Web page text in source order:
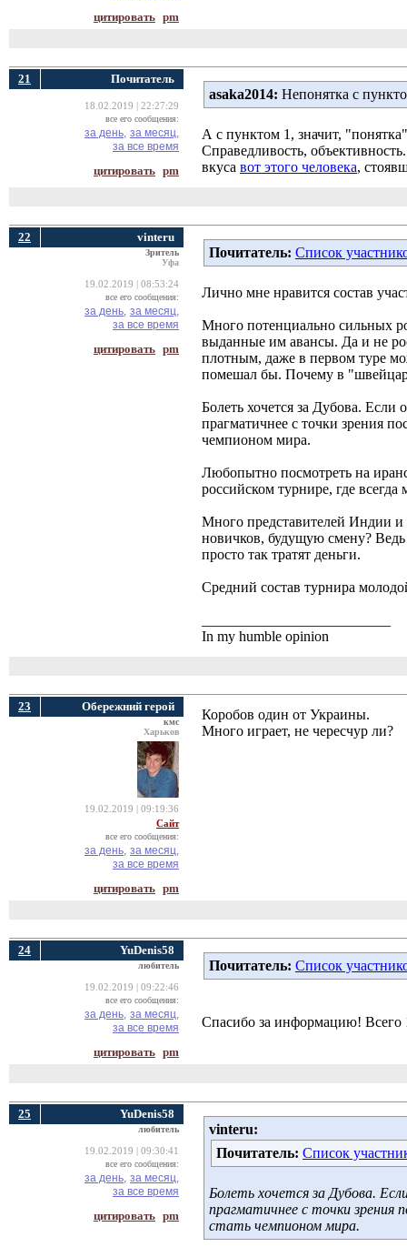
цитировать pm
21 Почитатель
18.02.2019 | 22:27:29
все его сообщения:
за день, за месяц,
за все время
цитировать pm
asaka2014: Непонятка с
А с пунктом 1, значит,
Справедливость,
вкуса вот этого человека,
22 vinteru
Зритель
Уфа
19.02.2019 | 08:53:24
все его сообщения:
за день, за месяц,
за все время
цитировать pm
Почитатель: Список
Лично мне нравится состав
Много потенциально сильных
выданные им авансы. Да и не
плотным, даже в первом туре
помешал бы. Почему в
Болеть хочется за Дубова. Если
прагматичнее с точки зрения
чемпионом мира.
Любопытно посмотреть на
российском турнире, где
Много представителей Индии и
новичков, будущую смену? Ведь
просто так тратят деньги.
Средний состав турнира
In my humble opinion
23 Обережний герой
кмс
Харьков
19.02.2019 | 09:19:36
Сайт
все его сообщения:
за день, за месяц,
за все время
цитировать pm
Коробов один от Украины.
Много играет, не чересчур ли?
24 YuDenis58
любитель
19.02.2019 | 09:22:46
все его сообщения:
за день, за месяц,
за все время
цитировать pm
Почитатель: Список
Спасибо за информацию! Всего
25 YuDenis58
любитель
19.02.2019 | 09:30:41
все его сообщения:
за день, за месяц,
за все время
цитировать pm
vinteru:
Почитатель: Список
Болеть хочется за Дубова.
прагматичнее с точки зрения
стать чемпионом мира.